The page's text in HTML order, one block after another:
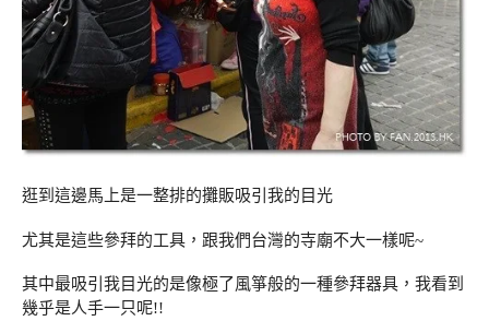
逛到這邊馬上是一整排的攤販吸引我的目光
尤其是這些參拜的工具，跟我們台灣的寺廟不大一樣呢~
其中最吸引我目光的是像極了風箏般的一種參拜器具，我看到
幾乎是人手一只呢!!